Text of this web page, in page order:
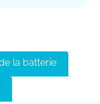
la batterie